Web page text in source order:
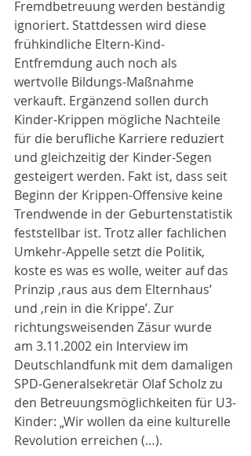
Fremdbetreuung werden beständig
ignoriert. Stattdessen wird diese
frühkindliche Eltern-Kind-
Entfremdung auch noch als
wertvolle Bildungs-Maßnahme
verkauft. Ergänzend sollen durch
Kinder-Krippen mögliche Nachteile
für die berufliche Karriere reduziert
und gleichzeitig der Kinder-Segen
gesteigert werden. Fakt ist, dass seit
Beginn der Krippen-Offensive keine
Trendwende in der Geburtenstatistik
feststellbar ist. Trotz aller fachlichen
Umkehr-Appelle setzt die Politik,
koste es was es wolle, weiter auf das
Prinzip ‚raus aus dem Elternhaus’
und ‚rein in die Krippe’. Zur
richtungsweisenden Zäsur wurde
am 3.11.2002 ein Interview im
Deutschlandfunk mit dem damaligen
SPD-Generalsekretär Olaf Scholz zu
den Betreuungsmöglichkeiten für U3-
Kinder: „Wir wollen da eine kulturelle
Revolution erreichen (…).